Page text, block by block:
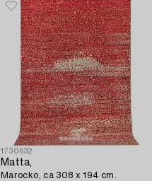
1730632
Matta,
Marocko, ca 308 x 194 cm.